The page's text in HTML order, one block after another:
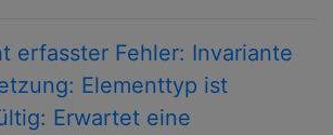
erfasster Fehler: Invariante
Elementtyp ist
Erwartet eine